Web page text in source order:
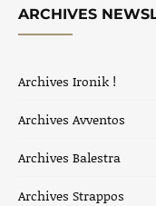
ARCHIVES
Archives Ironik !
Archives Avventos
Archives Balestra
Archives Strappos